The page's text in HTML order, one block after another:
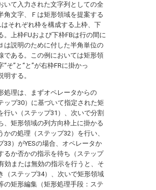
いて入力された文字列としての全
角文字、Ｆは矩形領域を提案する
はそれぞれ枠を構成する上枠、下
。上枠FUおよび下枠FBは行の間に
は説明のために付した半角単位の
である。この例においては矩形領
そ”と“と”が右枠FRに掛かっ
する。
処理は、まずオペレータからの
ップ30）に基づいて指定された矩
行い（ステップ31）、次いで分割
、矩形領域の列方向枠上に掛かる
の処理（ステップ32）を行い、
33）がYESの場合、オペレータか
るか否かの指示を待ち（ステップ
効または無効の指示を行うと、そ
（ステップ34）、次いで矩形領域
の矩形編集（矩形処理手段：ステ